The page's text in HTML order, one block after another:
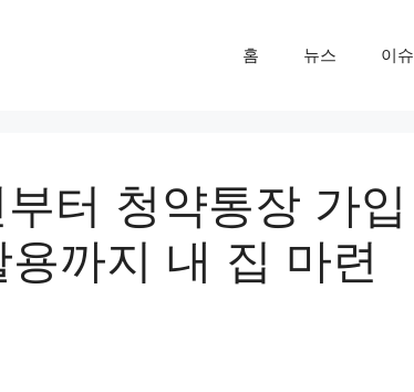
홈 뉴스 이슈
터 청약통장 가입
용까지 내 집 마련